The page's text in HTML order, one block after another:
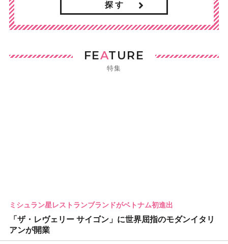
探 す
FEATURE
特集
ミシュラン星レストランブランドがベトナム初進出
「ザ・レヴェリー サイゴン」に世界屈指のモダンイタリ
アンが開業